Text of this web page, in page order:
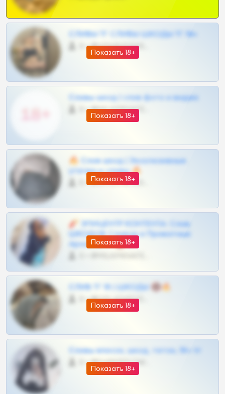
Показать 18+
СЛИВЫ ТГ СЛИВЫ ШКОДЫ ТГ 18+
0 •
Показать 18+
Сливы шкод | слив фото и видео
0 •
Показать 18+
🔥 Слив шкод | Эксклюзивные
утечки и сливы 🔥
0 •
Показать 18+
🧨 ЭПИЦЕНТР КОНТЕНТА: Слив
ШКОДОВ Сливов и Приватных
Архивов ТГ 🔞💎
Показать 18+
СЛИВ ТГ 18 | ШКОДЫ 🔞🔥
0 •
Показать 18+
Сливы вписок, шкод, теток, 18+ тг
0 •